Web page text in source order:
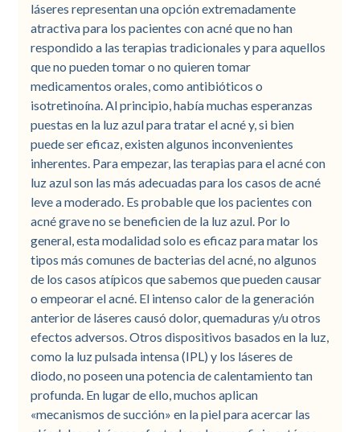
láseres representan una opción extremadamente
atractiva para los pacientes con acné que no han
respondido a las terapias tradicionales y para aquellos
que no pueden tomar o no quieren tomar
medicamentos orales, como antibióticos o
isotretinoína. Al principio, había muchas esperanzas
puestas en la luz azul para tratar el acné y, si bien
puede ser eficaz, existen algunos inconvenientes
inherentes. Para empezar, las terapias para el acné con
luz azul son las más adecuadas para los casos de acné
leve a moderado. Es probable que los pacientes con
acné grave no se beneficien de la luz azul. Por lo
general, esta modalidad solo es eficaz para matar los
tipos más comunes de bacterias del acné, no algunos
de los casos atípicos que sabemos que pueden causar
o empeorar el acné. El intenso calor de la generación
anterior de láseres causó dolor, quemaduras y/u otros
efectos adversos. Otros dispositivos basados en la luz,
como la luz pulsada intensa (IPL) y los láseres de
diodo, no poseen una potencia de calentamiento tan
profunda. En lugar de ello, muchos aplican
«mecanismos de succión» en la piel para acercar las